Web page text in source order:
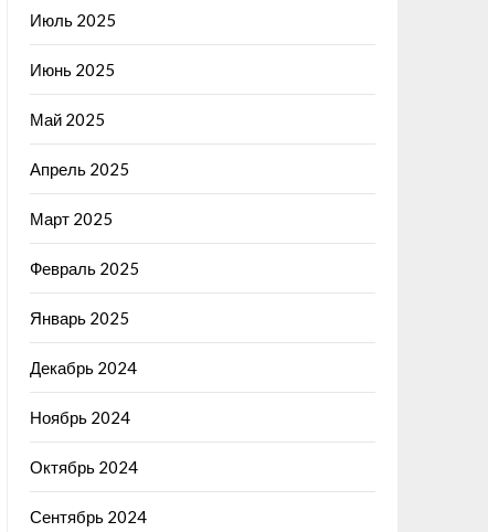
Июль 2025
Июнь 2025
Май 2025
Апрель 2025
Март 2025
Февраль 2025
Январь 2025
Декабрь 2024
Ноябрь 2024
Октябрь 2024
Сентябрь 2024